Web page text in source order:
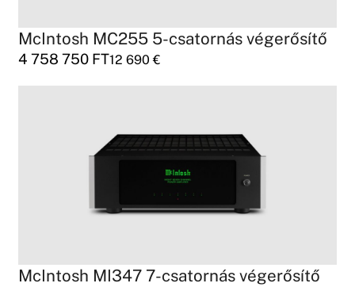
McIntosh MC255 5-csatornás végerősítő
4 758 750 FT12 690€
McIntosh MI347 7-csatornás végerősítő